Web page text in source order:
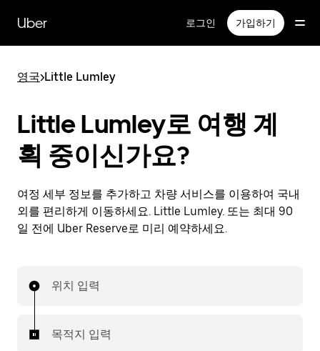
Uber 로그인 가입하기
영국>Little Lumley
Little Lumley로 여행 계
획 중이신가요?
여정 세부 정보를 추가하고 차량 서비스를 이용하여 국내
외를 편리하게 이동하세요. Little Lumley. 또는 최대 90
일 전에 Uber Reserve로 미리 예약하세요.
위치 입력
목적지 입력